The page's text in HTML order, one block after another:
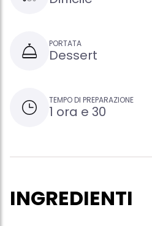
PORTATA
Dessert
TEMPO DI PREPARAZIONE
1 ora e 30
INGREDIENTI